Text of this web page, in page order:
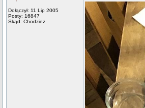
Dołączył: 11 Lip 2005
Posty: 16847
Skąd: Chodzież